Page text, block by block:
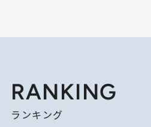
RANKING
ランキング